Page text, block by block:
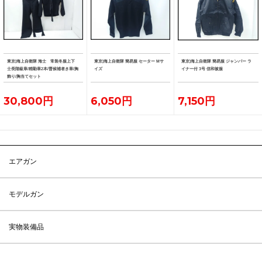
東京)海上自衛隊 海士 常装冬服上下
士長階級章/精勤章2本/曹候補者き章/胸
飾り/胸当てセット
30,800円
東京)海上自衛隊 簡易服 セーター Mサ
イズ
6,050円
東京)海上自衛隊 簡易服 ジャンパー ラ
イナー付 3号 信和被服
7,150円
エアガン
モデルガン
実物装備品